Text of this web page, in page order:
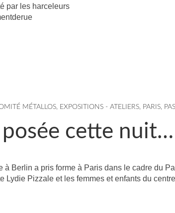
par les harceleurs
MÉTALLOS, EXPOSITIONS - ATELIERS, PARIS,
posée cette nuit…
a pris forme à Paris dans le cadre du
Lydie Pizzale et les femmes et enfants du centre